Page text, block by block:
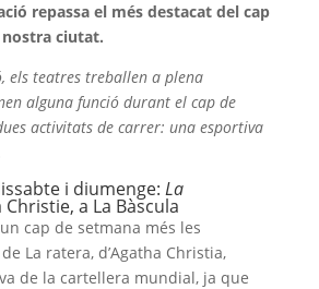
repassa el més destacat del cap
ciutat.
els teatres treballen a plena
alguna funció durant el cap de
activitats de carrer: una esportiva
i diumenge: La
Christie, a La Bàscula
cap de setmana més les
La ratera, d’Agatha Christia,
de la cartellera mundial, ja que